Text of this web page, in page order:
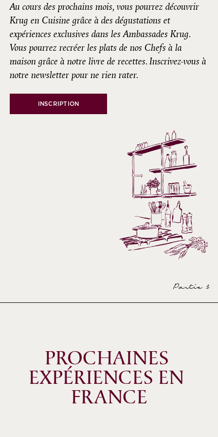
Au cours des prochains mois, vous pourrez découvrir
Krug en Cuisine grâce à des dégustations et
expériences exclusives dans les Ambassades Krug.
Vous pourrez recréer les plats de nos Chefs à la
maison grâce à notre livre de recettes. Inscrivez-vous à
notre newsletter pour ne rien rater.
INSCRIPTION
Partie 1
PROCHAINES
EXPÉRIENCES EN
FRANCE